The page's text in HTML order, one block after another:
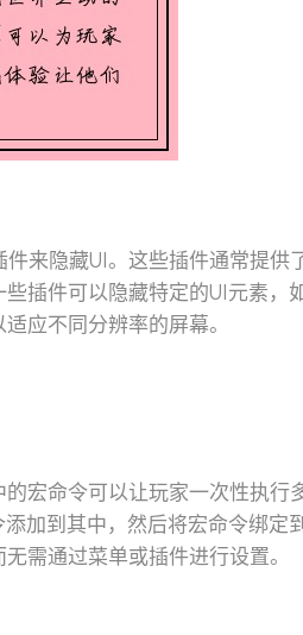
来隐藏UI。这些插件通常提供
插件可以隐藏特定的UI元素，
应不同分辨率的屏幕。
宏命令可以让玩家一次性执行
加到其中，然后将宏命令绑定
需通过菜单或插件进行设置。